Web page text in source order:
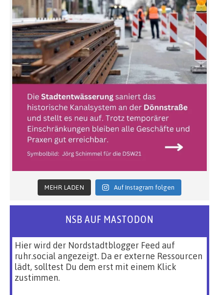
MEHR LADEN Auf Instagram folgen
NSB AUF MASTODON
Hier wird der Nordstadtblogger Feed auf
ruhr.social angezeigt. Da er externe Ressourcen
lädt, solltest Du dem erst mit einem Klick
zustimmen.